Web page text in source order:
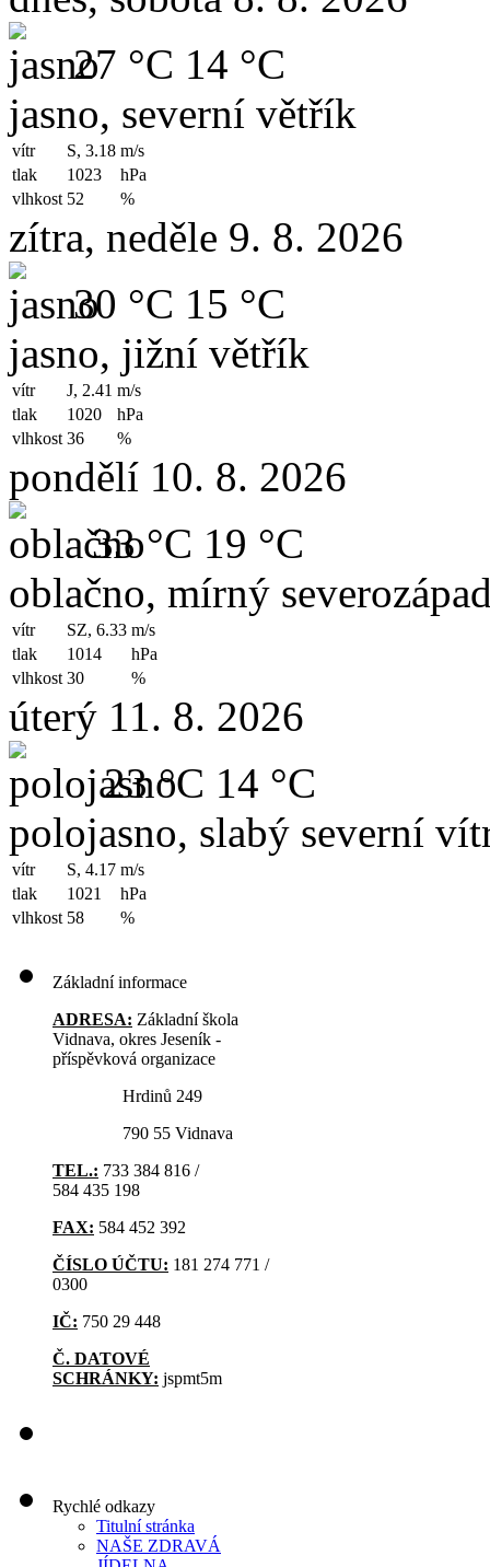
27 °C 14 °C
jasno, severní větřík
vítr S, 3.18 m/s
tlak
1023
hPa
vlhkost 52 %
zítra, neděle 9. 8. 2026
30 °C 15 °C
jasno, jižní větřík
vítr J, 2.41 m/s
tlak
1020
hPa
vlhkost 36 %
pondělí 10. 8. 2026
33 °C 19 °C
oblačno, mírný
vítr SZ, 6.33 m/s
tlak
1014
hPa
vlhkost 30 %
úterý 11. 8. 2026
23 °C 14 °C
polojasno, slabý severní
vítr S, 4.17 m/s
tlak
1021
hPa
vlhkost 58 %
Základní informace
ADRESA: Základní škola
Vidnava, okres Jeseník -
příspěvková organizace
Hrdinů 249
790 55 Vidnava
TEL.: 733 384 816 /
584 435 198
FAX: 584 452 392
ČÍSLO ÚČTU: 181 274 771 /
0300
IČ: 750 29 448
Č. DATOVÉ
SCHRÁNKY: jspmt5m
Rychlé odkazy
Titulní stránka
NAŠE ZDRAVÁ